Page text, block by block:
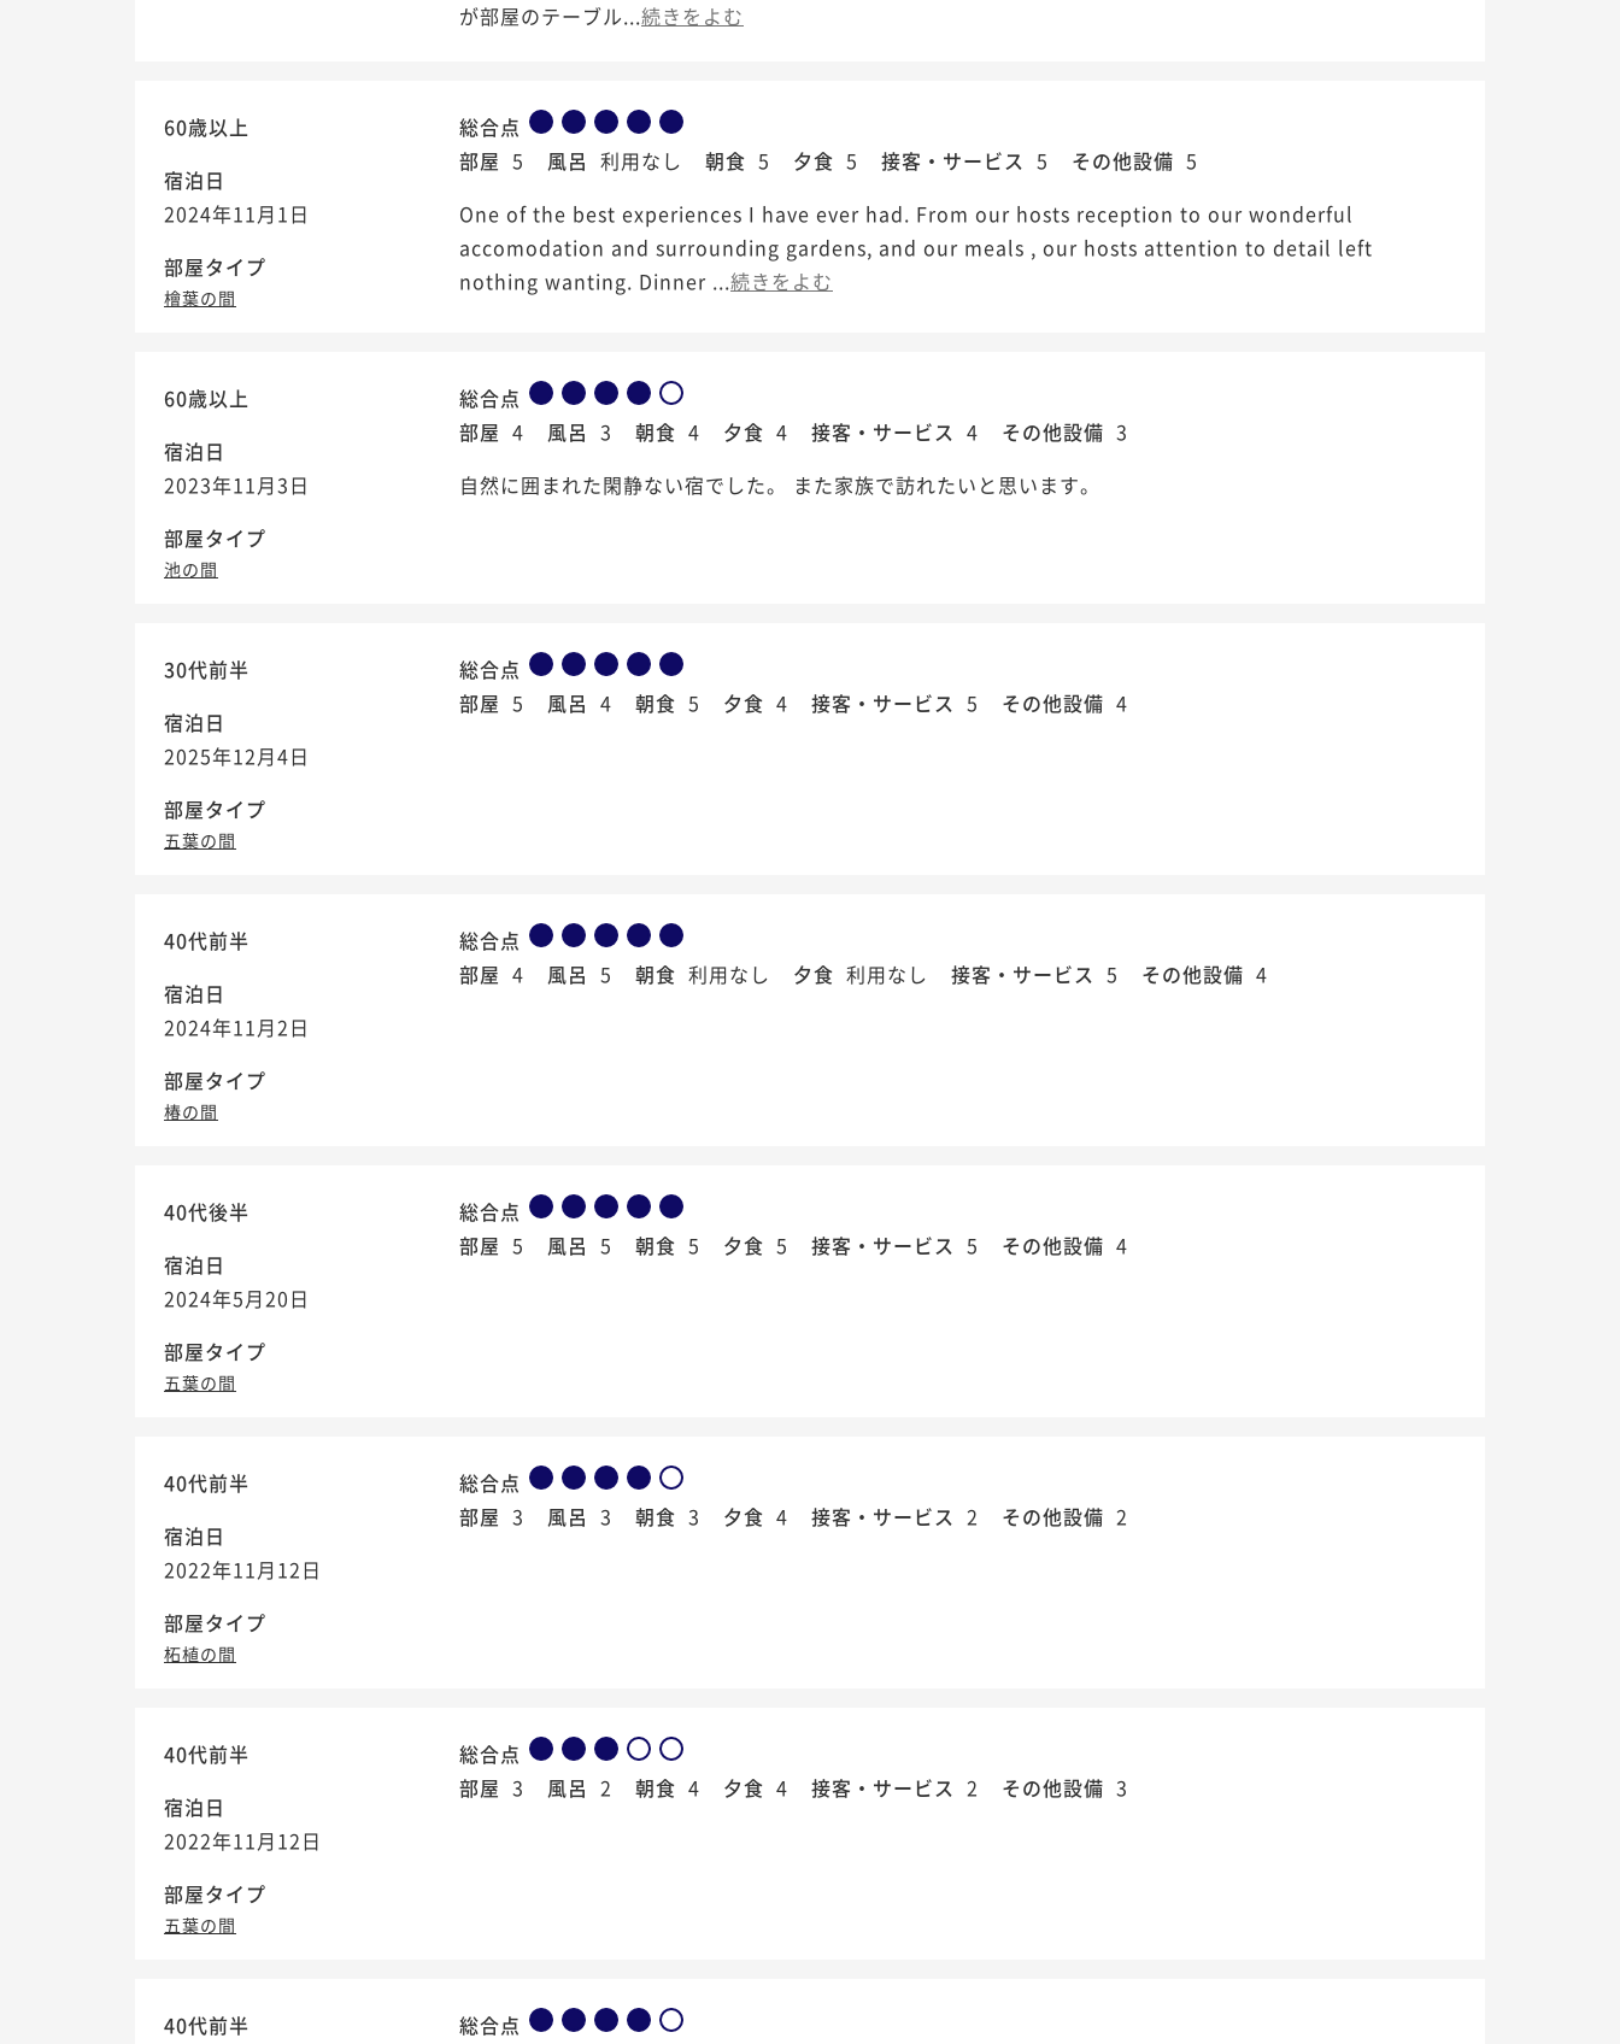
が部屋のテーブル...続きをよむ
60歳以上
宿泊日
2024年11月1日
部屋タイプ
檜葉の間
総合点
部屋 5 風呂 利用なし 朝食 5 夕食 5 接客・サービス 5 その他設備 5
One of the best experiences I have ever had. From our hosts reception to our wonderful
accomodation and surrounding gardens, and our meals , our hosts attention to detail left
nothing wanting. Dinner ...続きをよむ
60歳以上
宿泊日
2023年11月3日
部屋タイプ
池の間
総合点
部屋 4 風呂 3 朝食 4 夕食 4 接客・サービス 4 その他設備 3
自然に囲まれた閑静ない宿でした。 また家族で訪れたいと思います。
30代前半
宿泊日
2025年12月4日
部屋タイプ
五葉の間
総合点
部屋 5 風呂 4 朝食 5 夕食 4 接客・サービス 5 その他設備 4
40代前半
宿泊日
2024年11月2日
部屋タイプ
椿の間
総合点
部屋 4 風呂 5 朝食 利用なし 夕食 利用なし 接客・サービス 5 その他設備 4
40代後半
宿泊日
2024年5月20日
部屋タイプ
五葉の間
総合点
部屋 5 風呂 5 朝食 5 夕食 5 接客・サービス 5 その他設備 4
40代前半
宿泊日
2022年11月12日
部屋タイプ
柘植の間
総合点
部屋 3 風呂 3 朝食 3 夕食 4 接客・サービス 2 その他設備 2
40代前半
宿泊日
2022年11月12日
部屋タイプ
五葉の間
総合点
部屋 3 風呂 2 朝食 4 夕食 4 接客・サービス 2 その他設備 3
40代前半
総合点